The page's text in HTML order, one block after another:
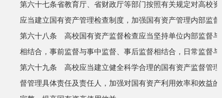
第六十七条省教育厅、省财政厅等部门按照有关规定对高校
应当建立国有资产管理检查制度，加强国有资产管理内部监
第六十八条 高校国有资产监督检查应当坚持单位内部监督
相结合，事前监督与事中监督、事后监督相结合，日常监督
第六十九条 高校应当建立健全科学合理的国有资产监督管
督管理具体责任及责任人，加强对国有资产利用效率和效益